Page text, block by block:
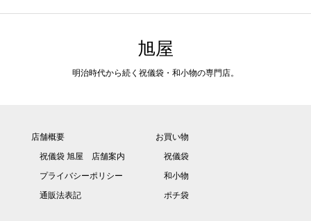
旭屋
明治時代から続く祝儀袋・和小物の専門店。
店舗概要
祝儀袋 旭屋 店舗案内
プライバシーポリシー
通販法表記
お買い物
祝儀袋
和小物
ポチ袋